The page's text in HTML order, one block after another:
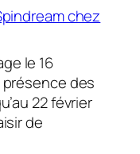
chez
le 16
présence des
22 février
de